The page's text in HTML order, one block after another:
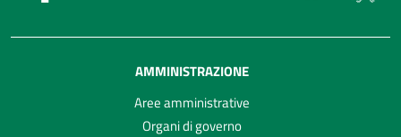
AMMINISTRAZIONE
Aree amministrative
Organi di governo